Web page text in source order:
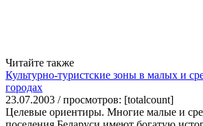
Читайте также
Культурно-туристские зоны в малых и
городах
23.07.2003 / просмотров: [totalcount]
Целевые ориентиры. Многие малые и